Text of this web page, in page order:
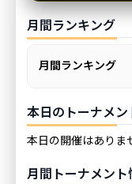
月間ランキング
月間ランキング
本日のトーナメン
本日の開催はありま
月間トーナメント